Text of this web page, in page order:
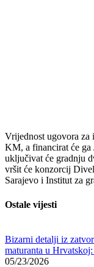
Vrijednost ugovora
KM, a financirat će ga
uključivat će gradnju
vršit će konzorcij
Sarajevo i Institut za
Ostale vijesti
Bizarni detalji iz
maturanta u
05/23/2026